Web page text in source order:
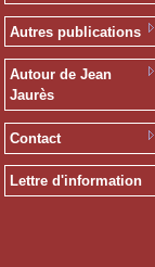
Autres publications
Autour de Jean
Jaurès
Contact
Lettre d'information